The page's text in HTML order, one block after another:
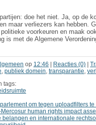
doe het niet. Ja, op de
maar verliezers kan hebben.
voorkeuren en maak
is met de Algemene
op 12:46 Reacties (0) |
,publiek domein,transparantie,
tags:
om tegen uploadfilters te
human rights impact
belangen en internationale